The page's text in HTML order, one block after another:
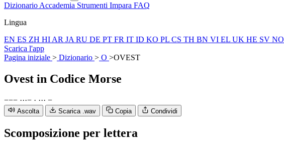
Dizionario Accademia Strumenti Impara FAQ
Lingua
EN ES ZH HI AR JA RU DE PT FR IT ID KO PL CS TH BN VI EL UK HE SV NO
Scarica l'app
Pagina iniziale > Dizionario > O >OVEST
Ovest in Codice Morse
−−− ···− · ··· −
Ascolta Scarica .wav Copia Condividi
Scomposizione per lettera